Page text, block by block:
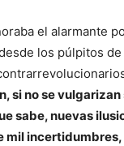
el alarmante
los púlpitos
si no se
sabe, nuevas
mil